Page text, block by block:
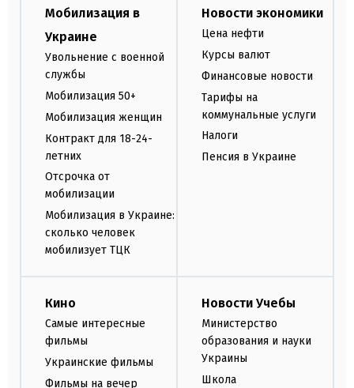
Мобилизация в
Украине
Увольнение с военной
службы
Мобилизация 50+
Мобилизация женщин
Контракт для 18-24-
летних
Отсрочка от
мобилизации
Мобилизация в Украине:
сколько человек
мобилизует ТЦК
Новости экономики
Цена нефти
Курсы валют
Финансовые новости
Тарифы на
коммунальные услуги
Налоги
Пенсия в Украине
Кино
Самые интересные
фильмы
Украинские фильмы
Фильмы на вечер
Новости Учебы
Министерство
образования и науки
Украины
Школа